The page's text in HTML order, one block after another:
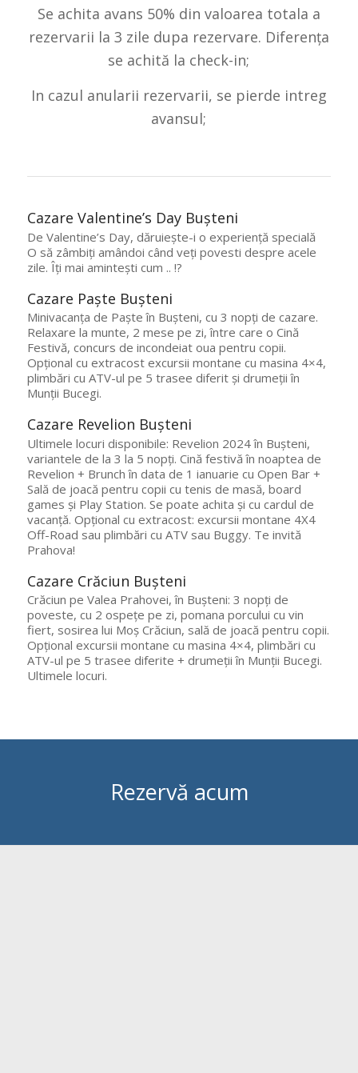
Se achita avans 50% din valoarea totala a
rezervarii la 3 zile dupa rezervare. Diferența
se achită la check-in;
In cazul anularii rezervarii, se pierde intreg
avansul;
Cazare Valentine’s Day Bușteni
De Valentine’s Day, dăruiește-i o experiență specială
O să zâmbiți amândoi când veți povesti despre acele
zile. Îți mai amintești cum .. !?
Cazare Paște Bușteni
Minivacanța de Paște în Bușteni, cu 3 nopți de cazare.
Relaxare la munte, 2 mese pe zi, între care o Cină
Festivă, concurs de incondeiat oua pentru copii.
Opțional cu extracost excursii montane cu masina 4×4,
plimbări cu ATV-ul pe 5 trasee diferit și drumeții în
Munții Bucegi.
Cazare Revelion Bușteni
Ultimele locuri disponibile: Revelion 2024 în Bușteni,
variantele de la 3 la 5 nopți. Cină festivă în noaptea de
Revelion + Brunch în data de 1 ianuarie cu Open Bar +
Sală de joacă pentru copii cu tenis de masă, board
games și Play Station. Se poate achita și cu cardul de
vacanță. Opțional cu extracost: excursii montane 4X4
Off-Road sau plimbări cu ATV sau Buggy. Te invită
Prahova!
Cazare Crăciun Bușteni
Crăciun pe Valea Prahovei, în Bușteni: 3 nopți de
poveste, cu 2 ospețe pe zi, pomana porcului cu vin
fiert, sosirea lui Moș Crăciun, sală de joacă pentru copii.
Opțional excursii montane cu masina 4×4, plimbări cu
ATV-ul pe 5 trasee diferite + drumeții în Munții Bucegi.
Ultimele locuri.
Rezervă acum